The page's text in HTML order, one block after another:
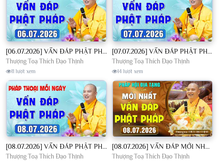
[06.07.2026] VẤN ĐÁP PHẬT PHÁP - Nghe Thầy giảng Pháp mỗi ngày CÔNG ĐỨC VÔ LƯỢNG│TT. Thích Đạo Thịnh
Thượng Toạ Thích Đạo Thịnh
11 lượt xem
[07.07.2026] VẤN ĐÁP PHẬT PHÁP - Nghe Thầy giảng Pháp mỗi ngày CÔNG ĐỨC VÔ LƯỢNG│TT. Thích Đạo Thịnh
Thượng Toạ Thích Đạo Thịnh
14 lượt xem
[08.07.2026] VẤN ĐÁP PHẬT PHÁP - Nghe Thầy giảng Pháp mỗi ngày CÔNG ĐỨC VÔ LƯỢNG│TT. Thích Đạo Thịnh
Thượng Toạ Thích Đạo Thịnh
[08.07.2026] VẤN ĐÁP MỚI NHẤT - Pháp Hội Địa Tạng Chùa Khai Nguyên | TT. Thích Đạo Thịnh
Thượng Toạ Thích Đạo Thịnh